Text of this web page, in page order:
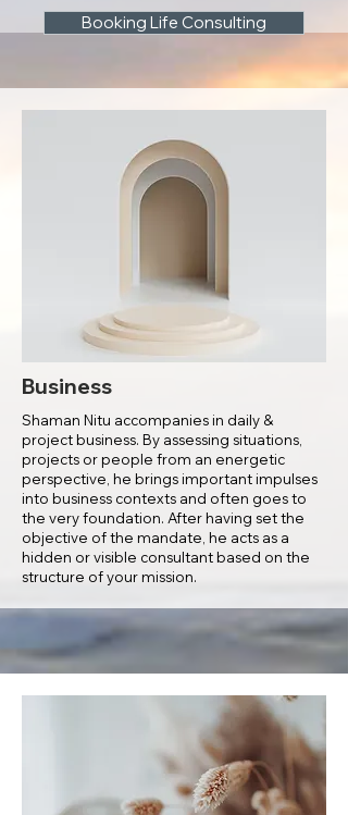
Booking Life Consulting
Business
Shaman Nitu accompanies in daily &
project business. By assessing situations,
projects or people from an energetic
perspective, he brings important impulses
into business contexts and often goes to
the very foundation. After having set the
objective of the mandate, he acts as a
hidden or visible consultant based on the
structure of your mission.